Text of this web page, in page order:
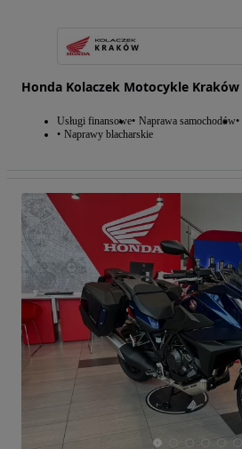
Honda Kolaczek Motocykle Kraków
Usługi finansowe Naprawa samochodów
Naprawy blacharskie